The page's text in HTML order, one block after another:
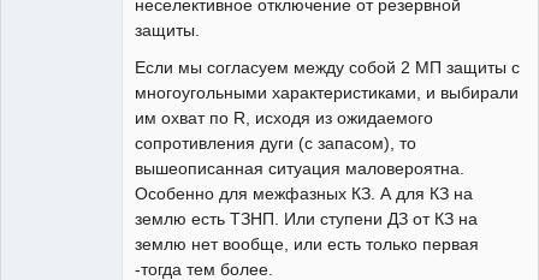
неселективное отключение от резервной
защиты.
Если мы согласуем между собой 2 МП защиты с
многоугольными характеристиками, и выбирали
им охват по R, исходя из ожидаемого
сопротивления дуги (с запасом), то
вышеописанная ситуация маловероятна.
Особенно для межфазных КЗ. А для КЗ на
землю есть ТЗНП. Или ступени ДЗ от КЗ на
землю нет вообще, или есть только первая
-тогда тем более.